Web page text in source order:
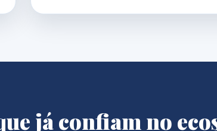
já confiam no